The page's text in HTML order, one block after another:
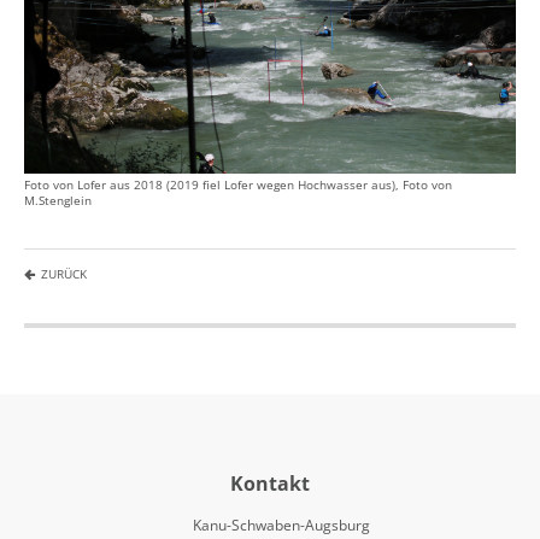
Foto von Lofer aus 2018 (2019 fiel Lofer wegen Hochwasser aus), Foto von
M.Stenglein
ZURÜCK
Kontakt
Kanu-Schwaben-Augsburg